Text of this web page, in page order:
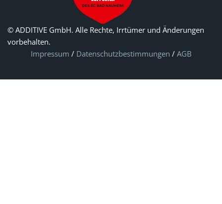
© ADDITIVE GmbH. Alle Rechte, Irrtümer und Änderungen
vorbehalten.
Impressum / Datenschutzbestimmungen / AGB